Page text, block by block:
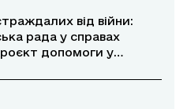
від війни:
рада у справах
допомоги у